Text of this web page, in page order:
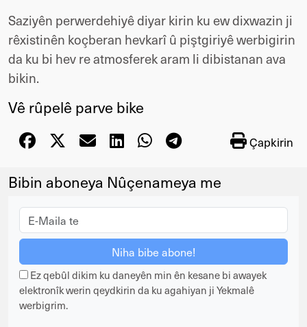
Saziyên perwerdehiyê diyar kirin ku ew dixwazin ji
rêxistinên koçberan hevkarî û piştgiriyê werbigirin
da ku bi hev re atmosferek aram li dibistanan ava
bikin.
Vê rûpelê parve bike
Çapkirin
Bibin aboneya Nûçenameya me
Ez qebûl dikim ku daneyên min ên kesane bi awayek
elektronîk werin qeydkirin da ku agahiyan ji Yekmalê
werbigrim.